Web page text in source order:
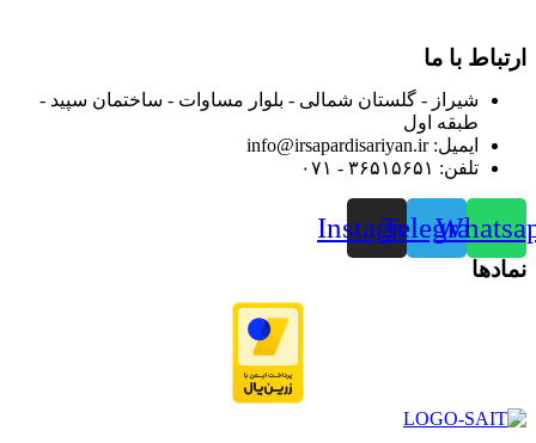
ارتباط با ما
شیراز - گلستان شمالی - بلوار مساوات - ساختمان سپید -
طبقه اول
ایمیل: info@irsapardisariyan.ir
تلفن: ۳۶۵۱۵۶۵۱ - ۰۷۱
Telegram
Instagram
نمادها